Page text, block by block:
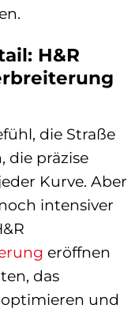
H&R
die Straße
die präzise
Kurve. Aber
intensiver
eröffnen
das
und